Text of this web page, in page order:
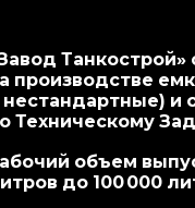
Танкострой»
производстве
нестандартные) и
Техническому
объем
до 100 000